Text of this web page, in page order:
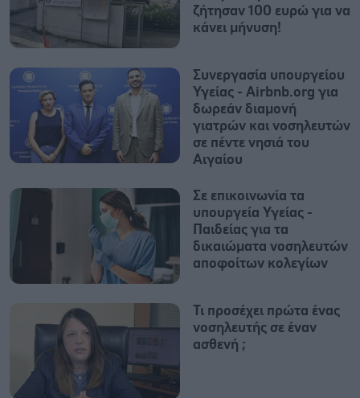
ζήτησαν 100 ευρώ για να
κάνει μήνυση!
Συνεργασία υπουργείου
Υγείας - Airbnb.org για
δωρεάν διαμονή
γιατρών και νοσηλευτών
σε πέντε νησιά του
Αιγαίου
Σε επικοινωνία τα
υπουργεία Υγείας -
Παιδείας για τα
δικαιώματα νοσηλευτών
αποφοίτων κολεγίων
Τι προσέχει πρώτα ένας
νοσηλευτής σε έναν
ασθενή ;